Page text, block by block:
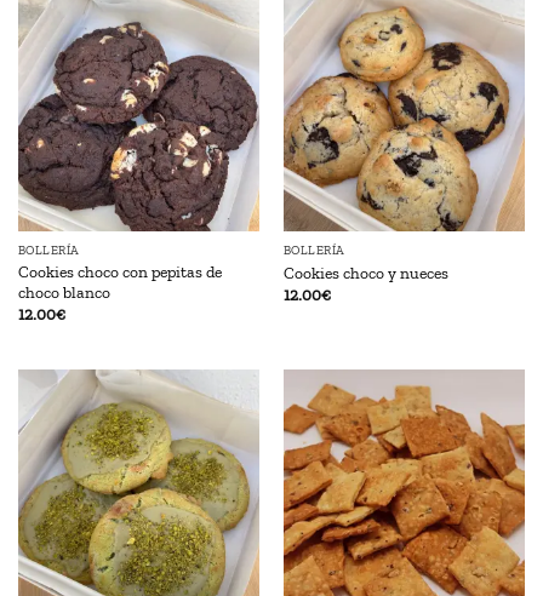
BOLLERÍA
Cookies choco con pepitas de
choco blanco
12.00€
BOLLERÍA
Cookies choco y nueces
12.00€